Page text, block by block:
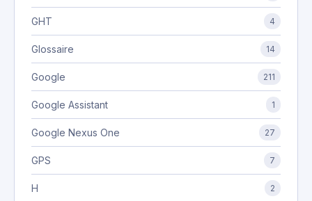
GHT 4
Glossaire 14
Google 211
Google Assistant 1
Google Nexus One 27
GPS 7
H 2